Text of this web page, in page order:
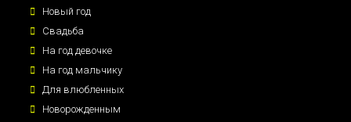
Новый год
Свадьба
На год девочке
На год мальчику
Для влюбленных
Новорожденным